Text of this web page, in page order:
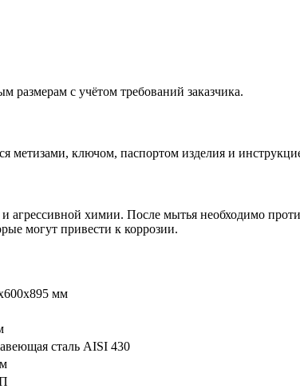
с учётом требований заказчика.
метизами, ключом, паспортом изделия и
агрессивной химии. После мытья необходимо
могут привести к коррозии.
мм
сталь AISI 430